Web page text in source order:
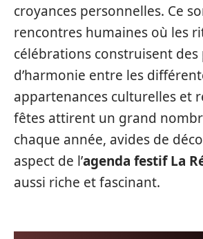
croyances personnelles. Ce
rencontres humaines où les
célébrations construisent des
d’harmonie entre les
appartenances culturelles et
fêtes attirent un grand
chaque année, avides de
aspect de l’agenda festif La
aussi riche et fascinant.